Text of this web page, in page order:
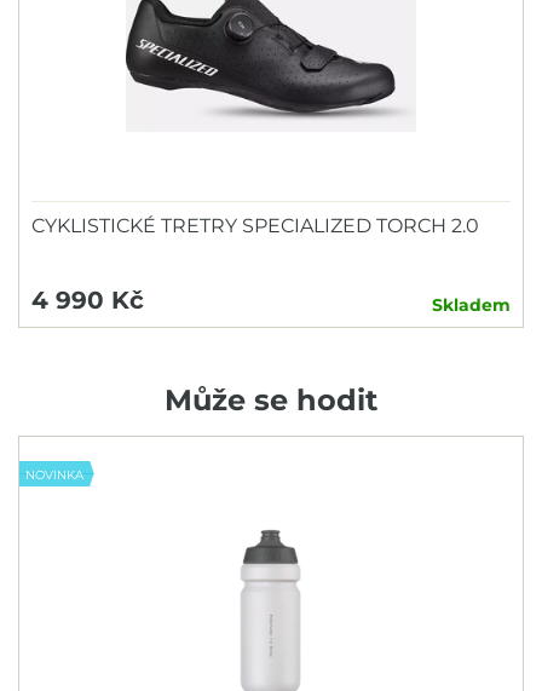
CYKLISTICKÉ TRETRY SPECIALIZED TORCH 2.0
4 990 Kč Skladem
Může se hodit
NOVINKA